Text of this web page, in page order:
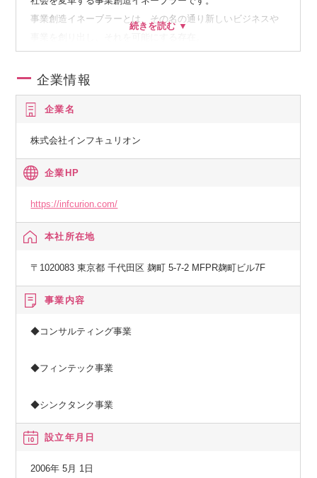
事業創造イネーブラーとは、その名の通り新しいビジネスや
す役割を果たします。
デジタル決済が社会インフラになる社会の大きな潮流の中
で、これまでにない体験を提供します。
目指すのは、すべての企業がFintech化していく未来。
を活用したEmbedded Fintech事業を中心に、
コンサルティング事業や加盟店向けソリューション事業など
複数の事業を展開。
金融サービスを誰もが利用しやすい形に進化させています。
私たちのミッションは「決済から、きのうまでの不可能を可
事業創造イネーブラーとして、我々は初めて銀行の更新系API
挑戦を続けてきました。
また、代表の丸山を中心に業界団体を立ち上げるなど、日本
のFintechの発展をリードし続けています。
企業情報
企業名
株式会社インフキュリオン
企業HP
https://infcurion.com/
本社所在地
〒1020083 東京都 千代田区 麹町 5-7-2 MFPR麹町ビル7F
事業内容
◆コンサルティング事業
◆フィンテック事業
◆シンクタンク事業
設立年月日
2006年 5月 1日